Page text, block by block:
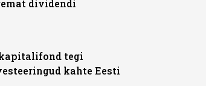
dividendi
tegi
kahte Eesti